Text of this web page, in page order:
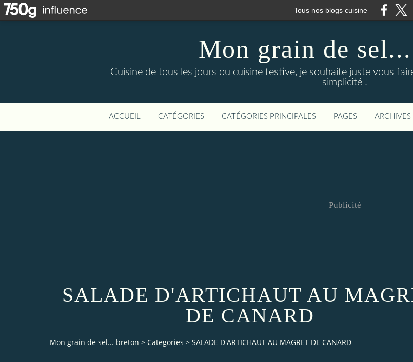
Tous nos blogs cuisine
Mon grain de
Cuisine de tous les jours ou cuisine festive, je souhaite juste vous
simplicité !
ACCUEIL CATÉGORIES CATÉGORIES PRINCIPALES PAGES ARCHIVES
Publicité
SALADE D'ARTICHAUT AU
DE CANARD
Mon grain de sel... breton > Categories > SALADE D'ARTICHAUT AU MAGRET DE CANARD